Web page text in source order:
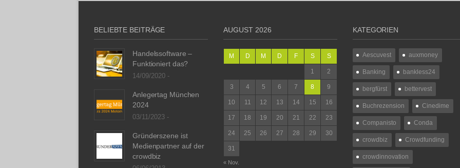
BELIEBTE BEITRÄGE
Handelssoftware –
Funktioniert das?
14/09/2020 -
Anlegertag München
2024
03/11/2023 -
Gründerszene ist
Medienpartner auf der
crowdbiz
AUGUST 2026
M D M D F S S
1 2
3 4 5 6 7 8 9
10 11 12 13 14 15 16
17 18 19 20 21 22 23
24 25 26 27 28 29 30
31
« Nov.
KATEGORIEN
Aescuvest auxmoney
Banking bankless24
bergfürst bettervest
Buchrezension Cinedime
Companisto Conda
crowdbiz Crowdfunding
crowdinnovation